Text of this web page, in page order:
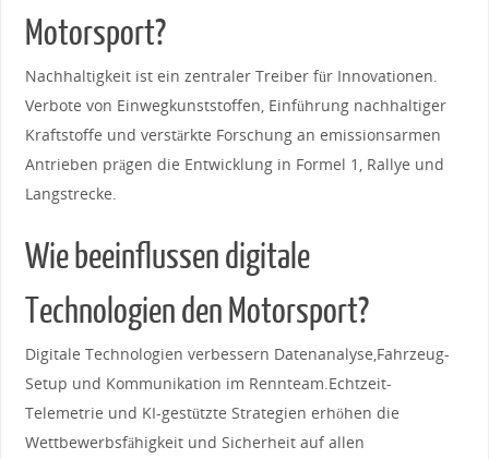
‌Motorsport?
Nachhaltigkeit ist‌ ein zentraler⁤ Treiber‌ für​ Innovationen.
Verbote von ‍Einwegkunststoffen, Einführung nachhaltiger
Kraftstoffe und verstärkte Forschung ⁣an emissionsarmen
Antrieben ​prägen ⁢die ⁤Entwicklung in Formel⁤ 1, Rallye und
Langstrecke.
Wie‌ beeinflussen ​digitale
Technologien den ‌Motorsport?
Digitale Technologien ⁢verbessern Datenanalyse,Fahrzeug-
Setup ​und ‌Kommunikation im Rennteam.Echtzeit-
Telemetrie und KI-gestützte ⁢Strategien erhöhen ‌die
Wettbewerbsfähigkeit‌ und Sicherheit auf allen